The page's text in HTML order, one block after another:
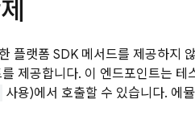
플랫폼 SDK 메서드를 제공하지
제공합니다. 이 엔드포인트는
사용)에서 호출할 수 있습니다. 에